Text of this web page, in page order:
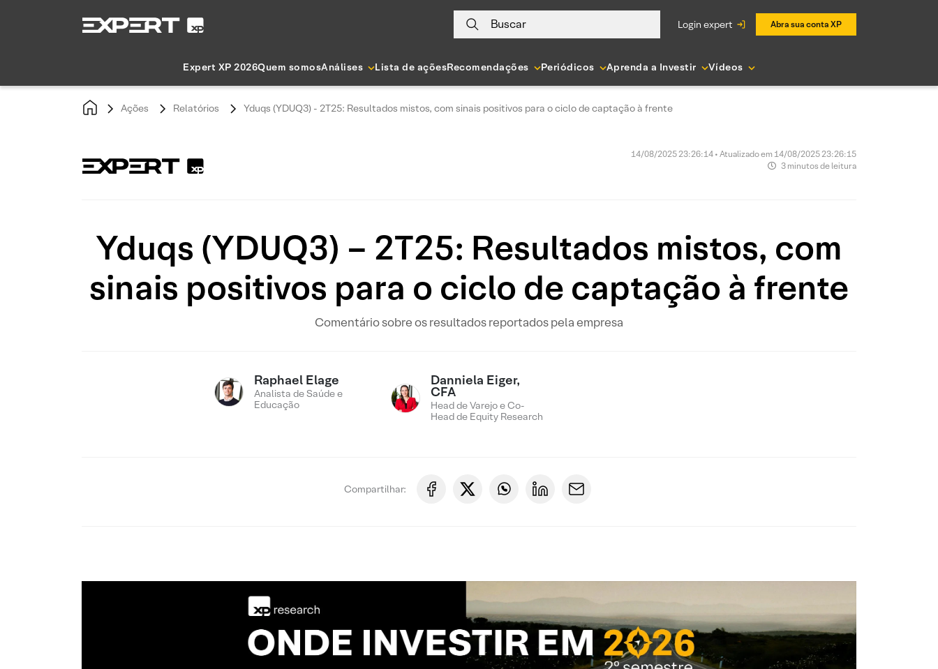
Buscar login expert Abra sua conta XP
Expert XP 2026Quem somosAnálises Lista de açõesRecomendações Periódicos Aprenda a Investir Vídeos
Ações Relatórios Yduqs (YDUQ3) - 2T25: Resultados mistos, com sinais positivos para o ciclo de captação à frente
14/08/2025 23:26:14 • Atualizado em 14/08/2025 23:26:15
3 minutos de leitura
Yduqs (YDUQ3) – 2T25: Resultados mistos, com
sinais positivos para o ciclo de captação à frente
Comentário sobre os resultados reportados pela empresa
Raphael Elage
Analista de Saúde e
Educação
Danniela Eiger,
CFA
Head de Varejo e Co-
Head de Equity Research
Compartilhar: